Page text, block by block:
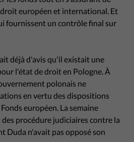
européen et international. Et
fournissent un contrôle final sur
déjà d'avis qu'il existait une
l'état de droit en Pologne. À
polonais ne
en vertu des dispositions
européen. La semaine
procédure judiciaires contre la
Duda n'avait pas opposé son